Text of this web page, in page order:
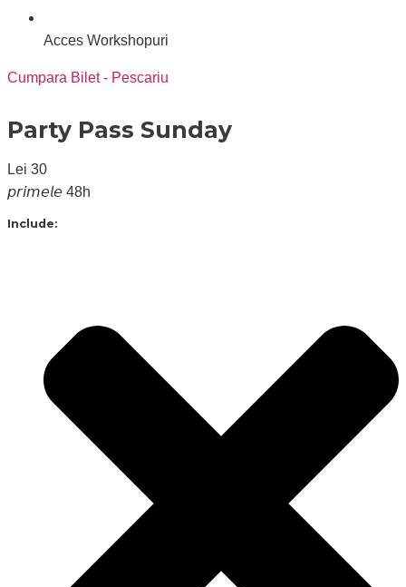
Acces Workshopuri
Cumpara Bilet - Pescariu
Party Pass Sunday
Lei 30
𝘱𝘳𝘪𝘮𝘦𝘭𝘦 48h
Include: